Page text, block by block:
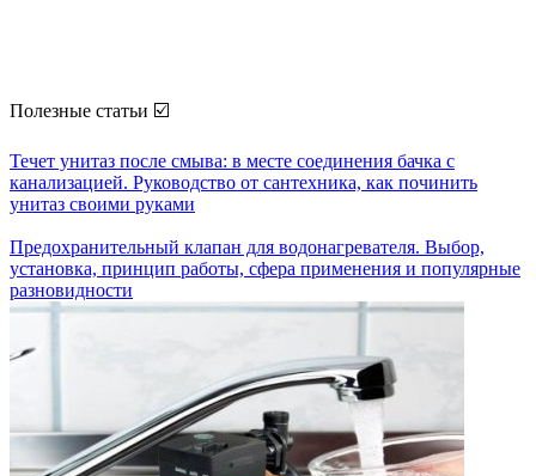
Полезные статьи ☑️
Течет унитаз после смыва: в месте соединения бачка с
канализацией. Руководство от сантехника, как починить
унитаз своими руками
Предохранительный клапан для водонагревателя. Выбор,
установка, принцип работы, сфера применения и популярные
разновидности